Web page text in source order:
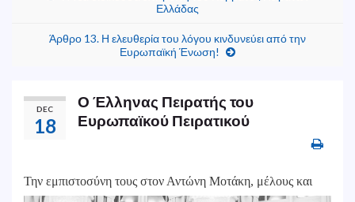
Ελλάδας
Άρθρο 13. Η ελευθερία του λόγου κινδυνεύει από την
Ευρωπαϊκή Ένωση!
DEC
18
Ο Έλληνας Πειρατής του
Ευρωπαϊκού Πειρατικού
Την εμπιστοσύνη τους στον Αντώνη Μοτάκη, μέλους και